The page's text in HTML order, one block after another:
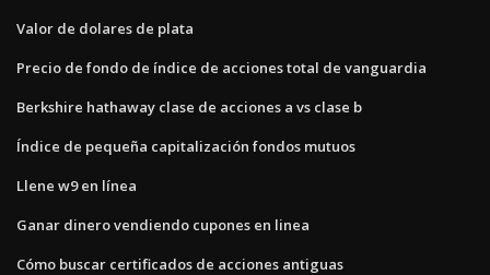
Valor de dolares de plata
Precio de fondo de índice de acciones total de vanguardia
Berkshire hathaway clase de acciones a vs clase b
Índice de pequeña capitalización fondos mutuos
Llene w9 en línea
Ganar dinero vendiendo cupones en linea
Cómo buscar certificados de acciones antiguas